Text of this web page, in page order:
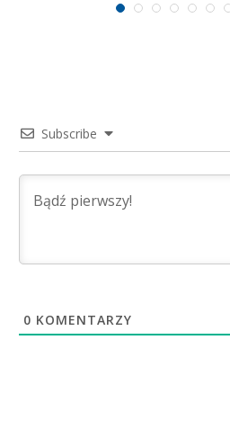
Subscribe
0 KOMENTARZY